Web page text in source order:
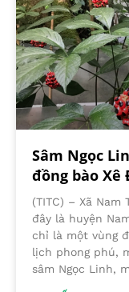
Sâm Ngọc
đồng bào Xê
(TITC) – Xã
đây là huyện
chỉ là một vùng
lịch phong phú,
sâm Ngọc Linh,